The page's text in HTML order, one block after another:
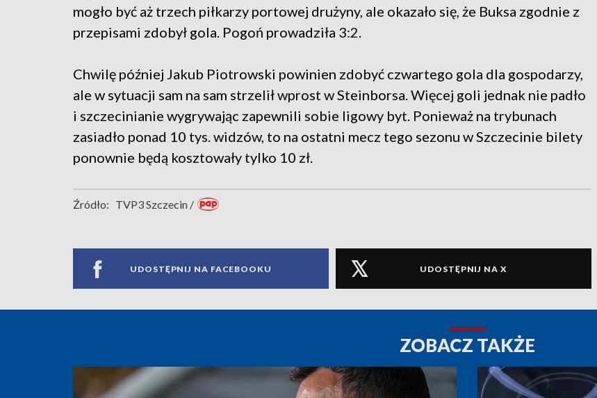
mogło być aż trzech piłkarzy portowej drużyny, ale okazało się, że Buksa zgodnie z
przepisami zdobył gola. Pogoń prowadziła 3:2.
Chwilę później Jakub Piotrowski powinien zdobyć czwartego gola dla gospodarzy,
ale w sytuacji sam na sam strzelił wprost w Steinborsa. Więcej goli jednak nie padło
i szczecinianie wygrywając zapewnili sobie ligowy byt. Ponieważ na trybunach
zasiadło ponad 10 tys. widzów, to na ostatni mecz tego sezonu w Szczecinie bilety
ponownie będą kosztowały tylko 10 zł.
Źródło: TVP3 Szczecin /
UDOSTĘPNIJ NA FACEBOOKU UDOSTĘPNIJ NA X
ZOBACZ TAKŻE